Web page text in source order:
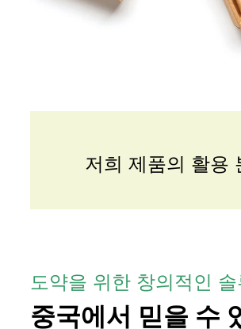
저희 제품의 활용
도약을 위한 창의적인 솔
중국에서 믿을 수